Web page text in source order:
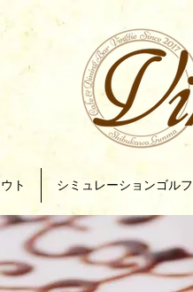
ト シミュレーションゴルフ